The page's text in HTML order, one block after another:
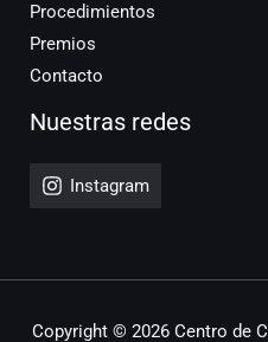
Procedimientos
Premios
Contacto
Nuestras redes
Instagram
Copyright © 2026 Centro de